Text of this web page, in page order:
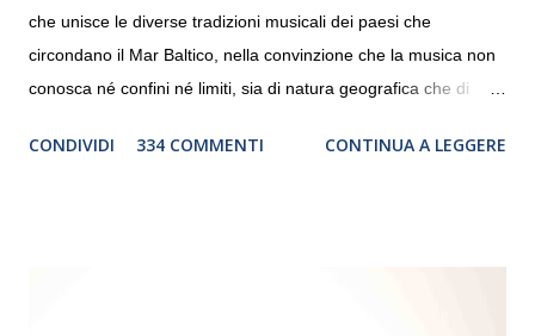
che unisce le diverse tradizioni musicali dei paesi che
circondano il Mar Baltico, nella convinzione che la musica non
conosca né confini né limiti, sia di natura geografica che di
debutterà il 10 settembre a Heiden, in Germania, e toccherà, in
CONDIVIDI 334 COMMENTI CONTINUA A LEGGERE